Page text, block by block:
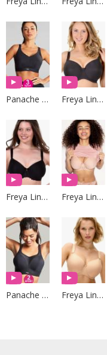
Panache Sport Freya Lingerie
Freya Lingerie Freya Lingerie
Panache Sport Freya Lingerie